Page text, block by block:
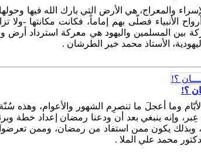
والمعراج، هي الأرض التي بارك الله فيها
الأنبياء فصلّى بهم إماماً، فكانت مكانتها -
بين المسلمين واليهود هي معركة استرداد
الأستاذ محمد خير الطرشان .
؟!
وما أعجلَ ما تنصرِم الشهور والأعوام، وهذه سُنّة
وإنه ينبغي بعد أن ودعنا رمضان إعداد خطة
وبذلك يكون ممن استفاد من رمضان، وممن
محمد علي الملا .